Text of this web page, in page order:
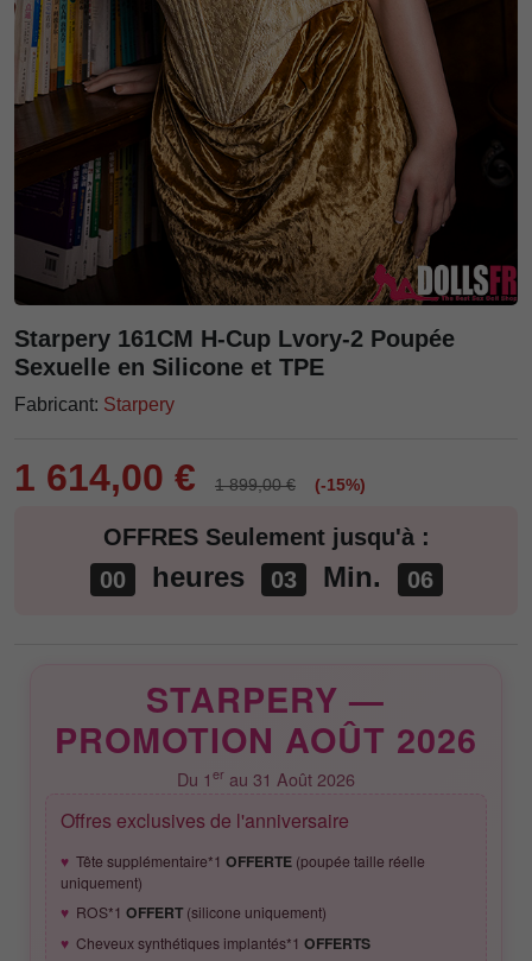
Starpery 161CM H-Cup Lvory-2 Poupée
Sexuelle en Silicone et TPE
Fabricant: Starpery
1 614,00 € 1 899,00 € (-15%)
OFFRES Seulement jusqu'à :
00
heures 03 Min. 05
STARPERY —
PROMOTION AOÛT 2026
Du 1 erau 31 Août 2026
Offres exclusives de l'anniversaire
Tête supplémentaire*1 OFFERTE(poupée taille réelle
uniquement)
ROS*1 OFFERT(silicone uniquement)
Cheveux synthétiques implantés*1 OFFERTS